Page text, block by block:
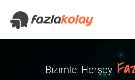
Bizimle Herşey